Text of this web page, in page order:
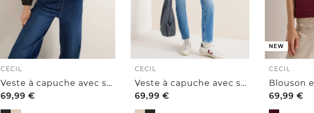
CECIL
Veste à capuche avec structure
69,99 €
CECIL
Veste à capuche avec structure
69,99 €
NEW
CECIL
69,99 €